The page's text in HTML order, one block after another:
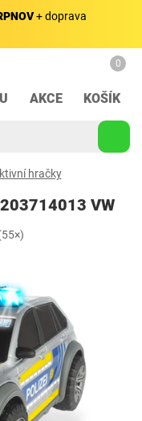
+ doprava
AKCE
0
KOŠÍK
hračky
VW